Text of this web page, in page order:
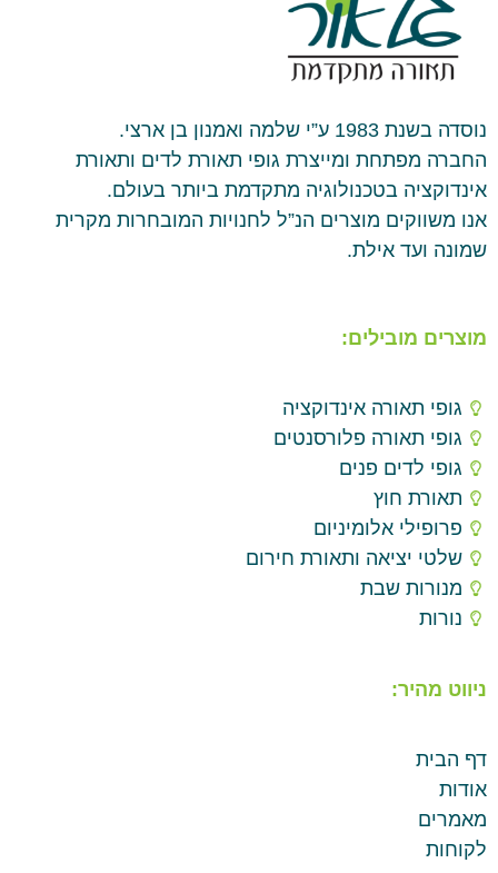
נוסדה בשנת 1983 ע”י שלמה ואמנון בן ארצי.
החברה מפתחת ומייצרת גופי תאורת לדים ותאורת
אינדוקציה בטכנולוגיה מתקדמת ביותר בעולם.
אנו משווקים מוצרים הנ”ל לחנויות המובחרות מקרית
שמונה ועד אילת.
מוצרים מובילים:
גופי תאורה אינדוקציה
גופי תאורה פלורסנטים
גופי לדים פנים
תאורת חוץ
פרופילי אלומיניום
שלטי יציאה ותאורת חירום
מנורות שבת
נורות
ניווט מהיר:
דף הבית
אודות
מאמרים
לקוחות